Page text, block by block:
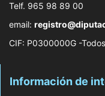
Telf. 965 98 89 00
email:
CIF: P0300000G -
Información de